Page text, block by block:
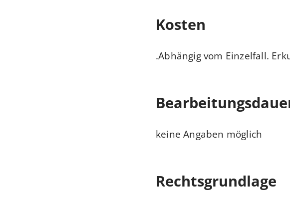
Kosten
Abhängig vom Einzelfall.
keine Angaben möglich
Rechtsgrundlage